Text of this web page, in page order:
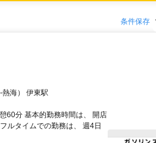
条件保存
海） 伊東駅
60分 基本的勤務時間は、 開店
ルタイムでの勤務は、 週4日